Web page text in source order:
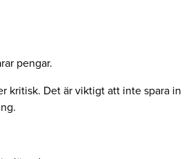
pengar.
kritisk. Det är viktigt att inte spara in